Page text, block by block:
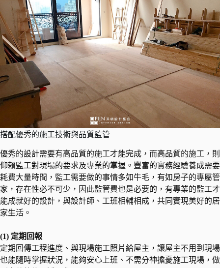
搭配優秀的施工技術與品質監管
優秀的設計需要有高品質的施工才能完成，而高品質的施工，則
仰賴監工對現場的要求及專業的掌握。豐富的實務經驗養成需要
耗費大量時間，監工需要做的事情多如牛毛，有如房子的專屬管
家，存在性必不可少，因此監管費也是必要的，有專業的監工才
能成就好的設計，與設計師、工班相輔相成，共同實現美好的居
家生活。
(1) 定期回報
定期回傳工程進度、與現場施工照片給屋主，讓屋主不用到現場
也能隨時掌握狀況，能夠安心上班、不需分神擔憂施工現場，做